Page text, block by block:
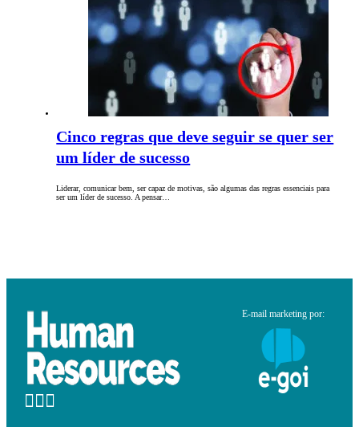
Cinco regras que deve seguir se quer ser
um líder de sucesso
Liderar, comunicar bem, ser capaz de motivas, são algumas das regras essenciais para
ser um líder de sucesso. A pensar…
E-mail marketing por: